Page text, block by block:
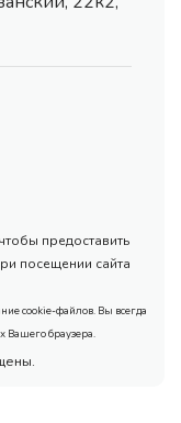
предоставить
посещении сайта
cookie-файлов. Вы всегда
Вашего браузера.